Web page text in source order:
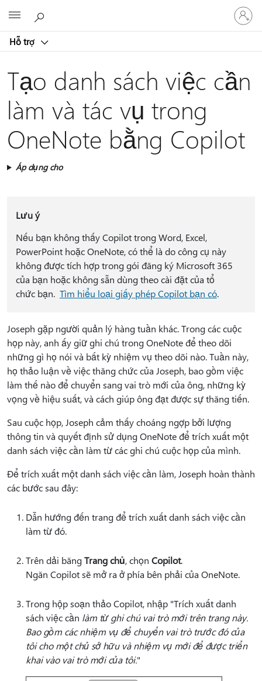
Hỗ trợ
Đăng
nhập
tài
Tạo danh sách việc cần
làm và tác vụ trong
OneNote bằng Copilot
Áp dụng cho
Lưu ý
Nếu bạn không thấy Copilot trong Word, Excel,
PowerPoint hoặc OneNote, có thể là do công cụ này
không được tích hợp trong gói đăng ký Microsoft 365
của bạn hoặc không sẵn dùng theo cài đặt của tổ
chức bạn. Tìm hiểu loại giấy phép Copilot bạn có.
Joseph gặp người quản lý hàng tuần khác. Trong các cuộc
họp này, anh ấy giữ ghi chú trong OneNote để theo dõi
những gì họ nói và bất kỳ nhiệm vụ theo dõi nào. Tuần này,
họ thảo luận về việc thăng chức của Joseph, bao gồm việc
làm thế nào để chuyển sang vai trò mới của ông, những kỳ
vọng về hiệu suất, và cách giúp ông đạt được sự thăng tiến.
Sau cuộc họp, Joseph cảm thấy choáng ngợp bởi lượng
thông tin và quyết định sử dụng OneNote để trích xuất một
danh sách việc cần làm từ các ghi chú cuộc họp của mình.
Để trích xuất một danh sách việc cần làm, Joseph hoàn thành
các bước sau đây:
Dẫn hướng đến trang để trích xuất danh sách việc cần
làm từ đó.
Trên dải băngTrang chủ, chọn Copilot.
Ngăn Copilot sẽ mở ra ở phía bên phải của OneNote.
Trong hộp soạn thảo Copilot, nhập "Trích xuất danh
sách việc cần làm từ ghi chú vai trò mới trên trang này.
Bao gồm các nhiệm vụ để chuyển vai trò trước đó của
tôi cho một chủ sở hữu và nhiệm vụ mới để được triển
khai vào vai trò mới của tôi."